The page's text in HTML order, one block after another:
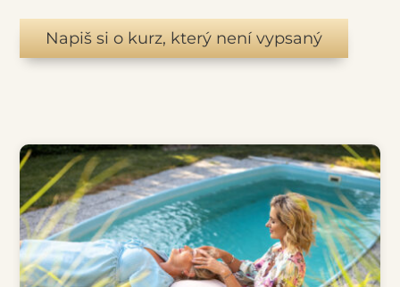
Napiš si o kurz, který není vypsaný